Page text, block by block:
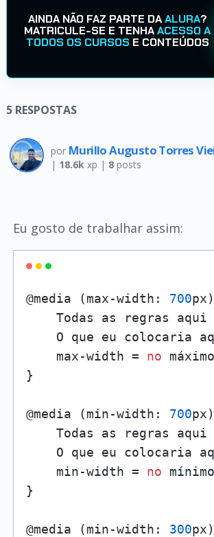
AINDA NÃO FAZ PARTE DAALURA?
MATRICULE-SE E TENHAACESSO A
TODOS OS CURSOS E CONTEÚDOS
5 RESPOSTAS
por Murillo Augusto Torres
| 18.6kxp | 8posts
Eu gosto de trabalhar assim:
@media (max-width: 700
Todas as regras
O que eu colocaria
    max-width =
no
}
@media (min-width: 700
Todas as regras
O que eu colocaria
    min-width =
no
}
@media (min-width: 300